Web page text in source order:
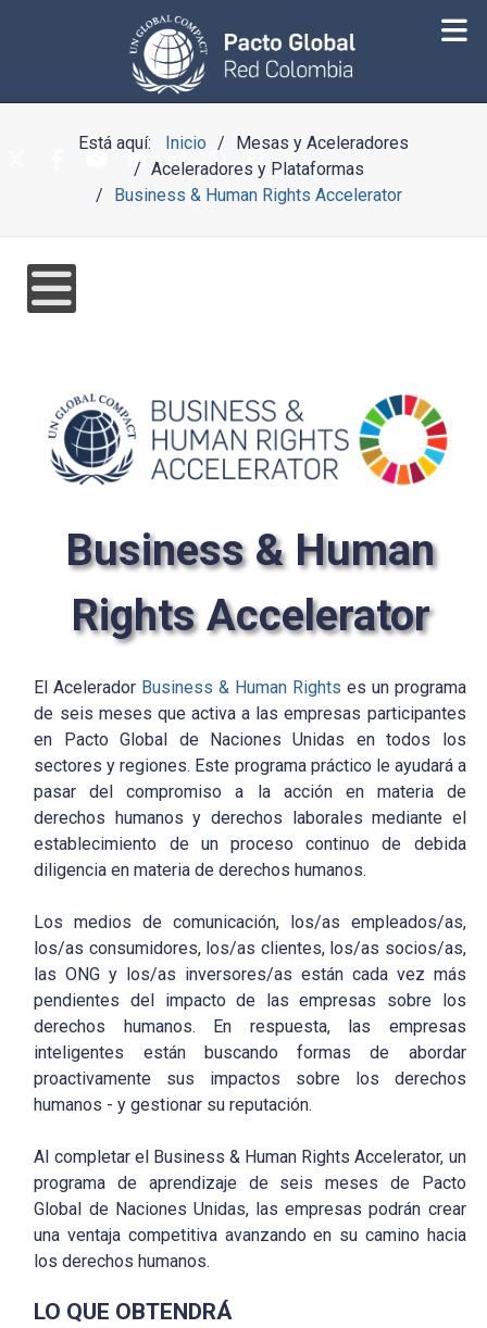
Está aquí: Inicio
Mesas y Aceleradores
Aceleradores y Plataformas
Business & Human Rights Accelerator
Business & Human
Rights Accelerator
El Acelerador Business & Human Rights es un programa
de seis meses que activa a las empresas participantes
en Pacto Global de Naciones Unidas en todos los
sectores y regiones. Este programa práctico le ayudará a
pasar del compromiso a la acción en materia de
derechos humanos y derechos laborales mediante el
establecimiento de un proceso continuo de debida
diligencia en materia de derechos humanos.
Los medios de comunicación, los/as empleados/as,
los/as consumidores, los/as clientes, los/as socios/as,
las ONG y los/as inversores/as están cada vez más
pendientes del impacto de las empresas sobre los
derechos humanos. En respuesta, las empresas
inteligentes están buscando formas de abordar
proactivamente sus impactos sobre los derechos
humanos - y gestionar su reputación.
Al completar el Business & Human Rights Accelerator, un
programa de aprendizaje de seis meses de Pacto
Global de Naciones Unidas, las empresas podrán crear
una ventaja competitiva avanzando en su camino hacia
los derechos humanos.
LO QUE OBTENDRÁ